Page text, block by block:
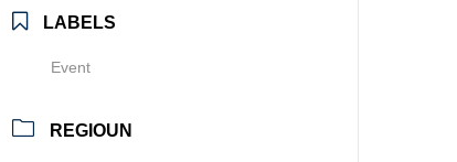
LABELS
Event
REGIOUN